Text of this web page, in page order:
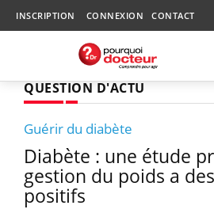
INSCRIPTION CONNEXION CONTACT
QUESTION D'ACTU
Guérir du diabète
Diabète : une étude
gestion du poids a
positifs